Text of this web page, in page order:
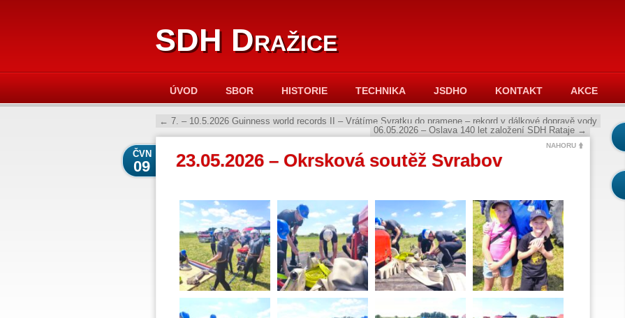
SDH Dražice
ÚVOD SBOR HISTORIE TECHNIKA JSDHO KONTAKT AKCE
← 7. – 10.5.2026 Guinness world records II – Vrátíme Svratku do pramene – rekord v dálkové dopravě vody
06.05.2026 – Oslava 140 let založení SDH Rataje →
NAHORU
23.05.2026 – Okrsková soutěž Svrabov
ČVN
09